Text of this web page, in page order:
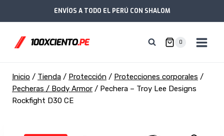
al
ENVÍOS A TODO EL PERÚ CON SHALOM
0
Inicio / Tienda / Protección / Protecciones corporales /
Pecheras / Body Armor / Pechera – Troy Lee Designs
Rockfight D30 CE